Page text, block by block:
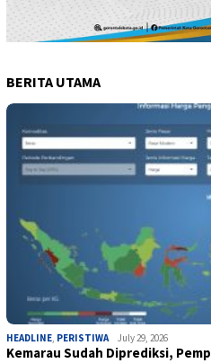
BERITA UTAMA
HEADLINE, PERISTIWA July 29, 2026
Kemarau Sudah Diprediksi,